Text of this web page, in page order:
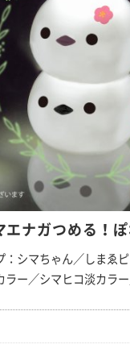
エナガつめる！
：シマちゃん／しまゑ
ラー／シマヒコ淡カラ